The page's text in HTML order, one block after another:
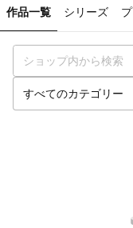
作品一覧 シリーズ